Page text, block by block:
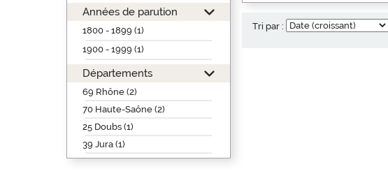
Années de parution
1800 - 1899 (1)
1900 - 1999 (1)
Départements
69 Rhône (2)
70 Haute-Saône (2)
25 Doubs (1)
39 Jura (1)
Tri par :